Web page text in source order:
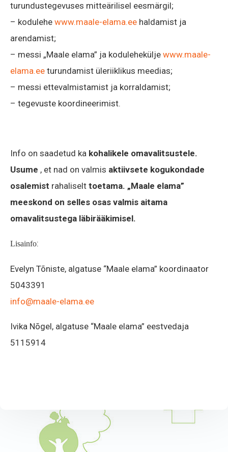
turundustegevuses mitteärilisel eesmärgil;
– kodulehe www.maale-elama.ee haldamist ja
arendamist;
– messi „Maale elama” ja kodulehekülje www.maale-
elama.ee turundamist üleriiklikus meedias;
– messi ettevalmistamist ja korraldamist;
– tegevuste koordineerimist.
Info on saadetud ka kohalikele omavalitsustele.
Usume , et nad on valmis aktiivsete kogukondade
osalemist rahaliselt toetama. „Maale elama”
meeskond on selles osas valmis aitama
omavalitsustega läbirääkimisel.
Lisainfo:
Evelyn Tõniste, algatuse “Maale elama” koordinaator
5043391
info@maale-elama.ee
Ivika Nõgel, algatuse “Maale elama” eestvedaja
5115914